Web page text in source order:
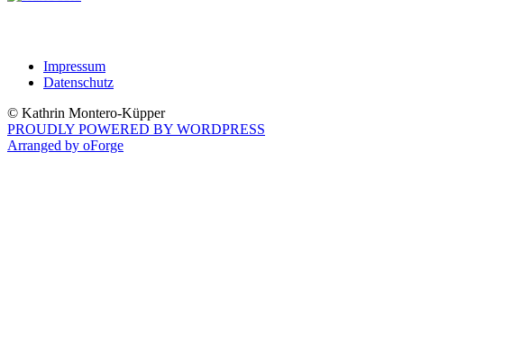
Impressum
Datenschutz
© Kathrin Montero-Küpper
PROUDLY POWERED BY WORDPRESS
Arranged by oForge